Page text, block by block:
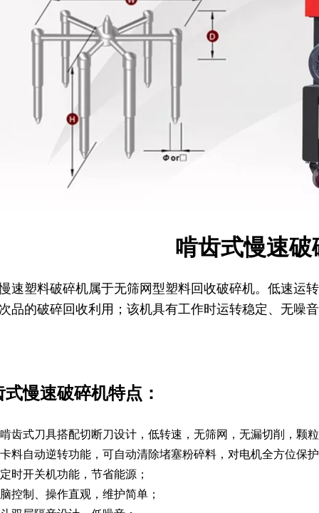
欧化混合式储料桶
啃齿式慢速破
速塑料破碎机属于无筛网型塑料回收破碎机。低速运
品的破碎回收利用；该机具有工作时运转稳定、无噪
慢速破碎机特点：
齿式刀具搭配切断刀设计，低转速，无筛网，无漏切削，颗
料自动逆转功能，可自动清除堵塞粉碎料，对电机全方位保护
时开关机功能，节省能源；
控制、操作直观，维护简单；